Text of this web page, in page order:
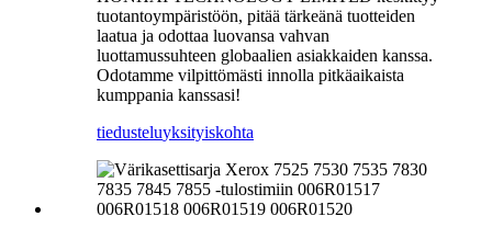
tuotantoympäristöön, pitää tärkeänä tuotteiden
laatua ja odottaa luovansa vahvan
luottamussuhteen globaalien asiakkaiden kanssa.
Odotamme vilpittömästi innolla pitkäaikaista
kumppania kanssasi!
tiedusteluyksityiskohta